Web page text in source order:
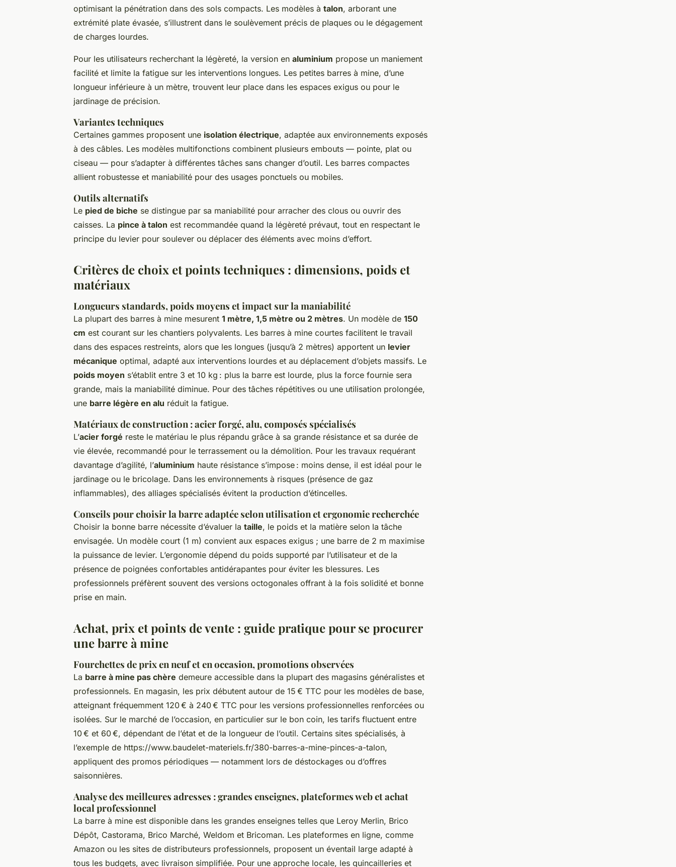
optimisant la pénétration dans des sols compacts. Les modèles à talon, arborant une
extrémité plate évasée, s’illustrent dans le soulèvement précis de plaques ou le dégagement
de charges lourdes.
Pour les utilisateurs recherchant la légèreté, la version en aluminium propose un maniement
facilité et limite la fatigue sur les interventions longues. Les petites barres à mine, d’une
longueur inférieure à un mètre, trouvent leur place dans les espaces exigus ou pour le
jardinage de précision.
Variantes techniques
Certaines gammes proposent une isolation électrique, adaptée aux environnements exposés
à des câbles. Les modèles multifonctions combinent plusieurs embouts — pointe, plat ou
ciseau — pour s’adapter à différentes tâches sans changer d’outil. Les barres compactes
allient robustesse et maniabilité pour des usages ponctuels ou mobiles.
Outils alternatifs
Le pied de biche se distingue par sa maniabilité pour arracher des clous ou ouvrir des
caisses. La pince à talon est recommandée quand la légèreté prévaut, tout en respectant le
principe du levier pour soulever ou déplacer des éléments avec moins d’effort.
Critères de choix et points techniques : dimensions, poids et
matériaux
Longueurs standards, poids moyens et impact sur la maniabilité
La plupart des barres à mine mesurent 1 mètre, 1,5 mètre ou 2 mètres. Un modèle de 150
cm est courant sur les chantiers polyvalents. Les barres à mine courtes facilitent le travail
dans des espaces restreints, alors que les longues (jusqu’à 2 mètres) apportent un levier
mécanique optimal, adapté aux interventions lourdes et au déplacement d’objets massifs. Le
poids moyen s’établit entre 3 et 10 kg : plus la barre est lourde, plus la force fournie sera
grande, mais la maniabilité diminue. Pour des tâches répétitives ou une utilisation prolongée,
une barre légère en alu réduit la fatigue.
Matériaux de construction : acier forgé, alu, composés spécialisés
L’acier forgé reste le matériau le plus répandu grâce à sa grande résistance et sa durée de
vie élevée, recommandé pour le terrassement ou la démolition. Pour les travaux requérant
davantage d’agilité, l’aluminium haute résistance s’impose : moins dense, il est idéal pour le
jardinage ou le bricolage. Dans les environnements à risques (présence de gaz
inflammables), des alliages spécialisés évitent la production d’étincelles.
Conseils pour choisir la barre adaptée selon utilisation et ergonomie recherchée
Choisir la bonne barre nécessite d’évaluer la taille, le poids et la matière selon la tâche
envisagée. Un modèle court (1 m) convient aux espaces exigus ; une barre de 2 m maximise
la puissance de levier. L’ergonomie dépend du poids supporté par l’utilisateur et de la
présence de poignées confortables antidérapantes pour éviter les blessures. Les
professionnels préfèrent souvent des versions octogonales offrant à la fois solidité et bonne
prise en main.
Achat, prix et points de vente : guide pratique pour se procurer
une barre à mine
Fourchettes de prix en neuf et en occasion, promotions observées
La barre à mine pas chère demeure accessible dans la plupart des magasins généralistes et
professionnels. En magasin, les prix débutent autour de 15 € TTC pour les modèles de base,
atteignant fréquemment 120 € à 240 € TTC pour les versions professionnelles renforcées ou
isolées. Sur le marché de l’occasion, en particulier sur le bon coin, les tarifs fluctuent entre
10 € et 60 €, dépendant de l’état et de la longueur de l’outil. Certains sites spécialisés, à
l’exemple de https://www.baudelet-materiels.fr/380-barres-a-mine-pinces-a-talon,
appliquent des promos périodiques — notamment lors de déstockages ou d’offres
saisonnières.
Analyse des meilleures adresses : grandes enseignes, plateformes web et achat
local professionnel
La barre à mine est disponible dans les grandes enseignes telles que Leroy Merlin, Brico
Dépôt, Castorama, Brico Marché, Weldom et Bricoman. Les plateformes en ligne, comme
Amazon ou les sites de distributeurs professionnels, proposent un éventail large adapté à
tous les budgets, avec livraison simplifiée. Pour une approche locale, les quincailleries et